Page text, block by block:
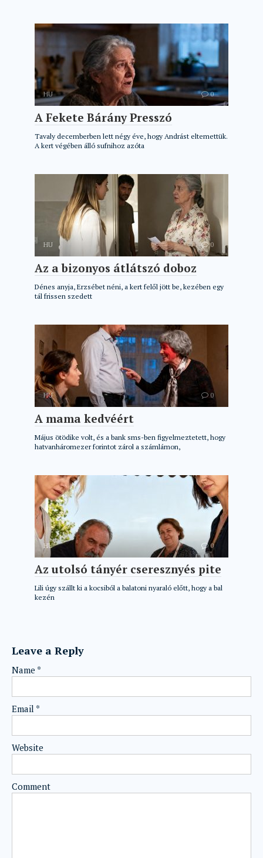
HU 0
A Fekete Bárány Presszó
Tavaly decemberben lett négy éve, hogy Andrást eltemettük.
A kert végében álló sufnihoz azóta
HU 0
Az a bizonyos átlátszó doboz
Dénes anyja, Erzsébet néni, a kert felől jött be, kezében egy
tál frissen szedett
HU 0
A mama kedvéért
Május ötödike volt, és a bank sms-ben figyelmeztetett, hogy
hatvanháromezer forintot zárol a számlámon,
HU 0
Az utolsó tányér cseresznyés pite
Lili úgy szállt ki a kocsiból a balatoni nyaraló előtt, hogy a bal
kezén
Leave a Reply
Name *
Email *
Website
Comment